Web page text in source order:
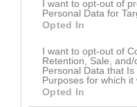
I want to opt-out of
Personal Data for
Opted In
I want to opt-out of
Retention, Sale,
Personal Data that
Purposes for which it
Opted In
Badminton 20/11
Ola Andreasson och hans son
Senast uppdaterade